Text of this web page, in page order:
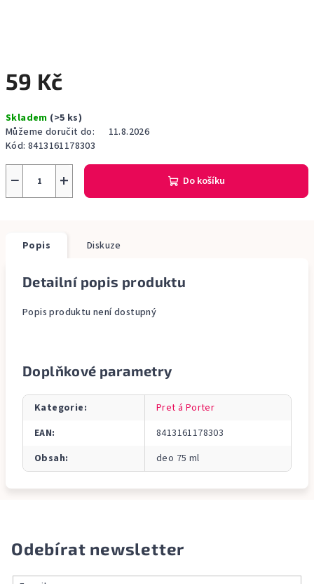
59 Kč
cena:
Skladem (>5 ks)
Můžeme doručit do:
11.8.2026
Kód: 8413161178303
+
− Do košíku
Popis Diskuze
Detailní popis produktu
Popis produktu není dostupný
Doplňkové parametry
Kategorie:
Pret á Porter
EAN:
8413161178303
Obsah: deo 75 ml
Odebírat newsletter